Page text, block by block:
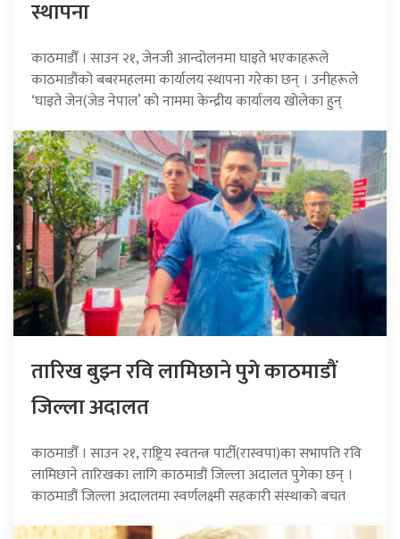
स्थापना
काठमाडौँ । साउन २१, जेनजी आन्दोलनमा घाइते भएकाहरूले
काठमाडौंको बबरमहलमा कार्यालय स्थापना गरेका छन् । उनीहरूले
‘घाइते जेन(जेड नेपाल’ को नाममा केन्द्रीय कार्यालय खोलेका हुन्
तारिख बुझ्न रवि लामिछाने पुगे काठमाडौं
जिल्ला अदालत
काठमाडौँ । साउन २१, राष्ट्रिय स्वतन्त्र पार्टी(रास्वपा)का सभापति रवि
लामिछाने तारिखका लागि काठमाडौं जिल्ला अदालत पुगेका छन् ।
काठमाडौं जिल्ला अदालतमा स्वर्णलक्ष्मी सहकारी संस्थाको बचत